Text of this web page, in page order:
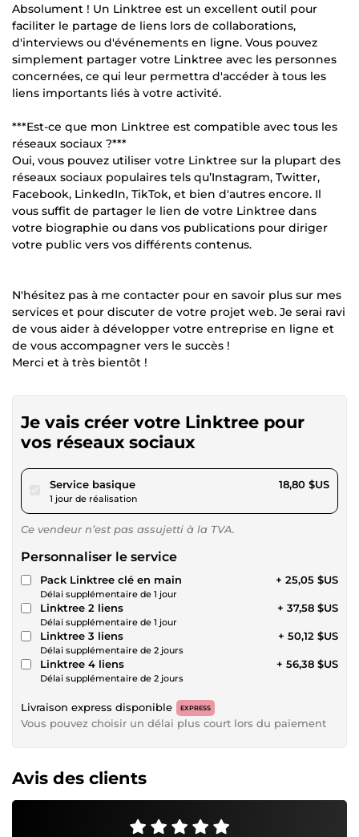
Absolument ! Un Linktree est un excellent outil pour
faciliter le partage de liens lors de collaborations,
d'interviews ou d'événements en ligne. Vous pouvez
simplement partager votre Linktree avec les personnes
concernées, ce qui leur permettra d'accéder à tous les
liens importants liés à votre activité.
***Est-ce que mon Linktree est compatible avec tous les
réseaux sociaux ?***
Oui, vous pouvez utiliser votre Linktree sur la plupart des
réseaux sociaux populaires tels qu’Instagram, Twitter,
Facebook, LinkedIn, TikTok, et bien d'autres encore. Il
vous suffit de partager le lien de votre Linktree dans
votre biographie ou dans vos publications pour diriger
votre public vers vos différents contenus.
N'hésitez pas à me contacter pour en savoir plus sur mes
services et pour discuter de votre projet web. Je serai ravi
de vous aider à développer votre entreprise en ligne et
de vous accompagner vers le succès !
Merci et à très bientôt !
Je vais créer votre Linktree pour
vos réseaux sociaux
Service basiquepour 17,32 $US
1 jour de réalisation
18,80 $US
Ce vendeur n’est pas assujetti à la TVA.
Personnaliser le service
Pack Linktree clé en main
Délai supplémentaire de 1 jour
+ 25,05 $US
Linktree 2 liens
Délai supplémentaire de 1 jour
+ 37,58 $US
Linktree 3 liens
Délai supplémentaire de 2 jours
+ 50,12 $US
Linktree 4 liens
Délai supplémentaire de 2 jours
+ 56,38 $US
Livraison express disponible EXPRESS
Vous pouvez choisir un délai plus court lors du paiement
Avis des clients